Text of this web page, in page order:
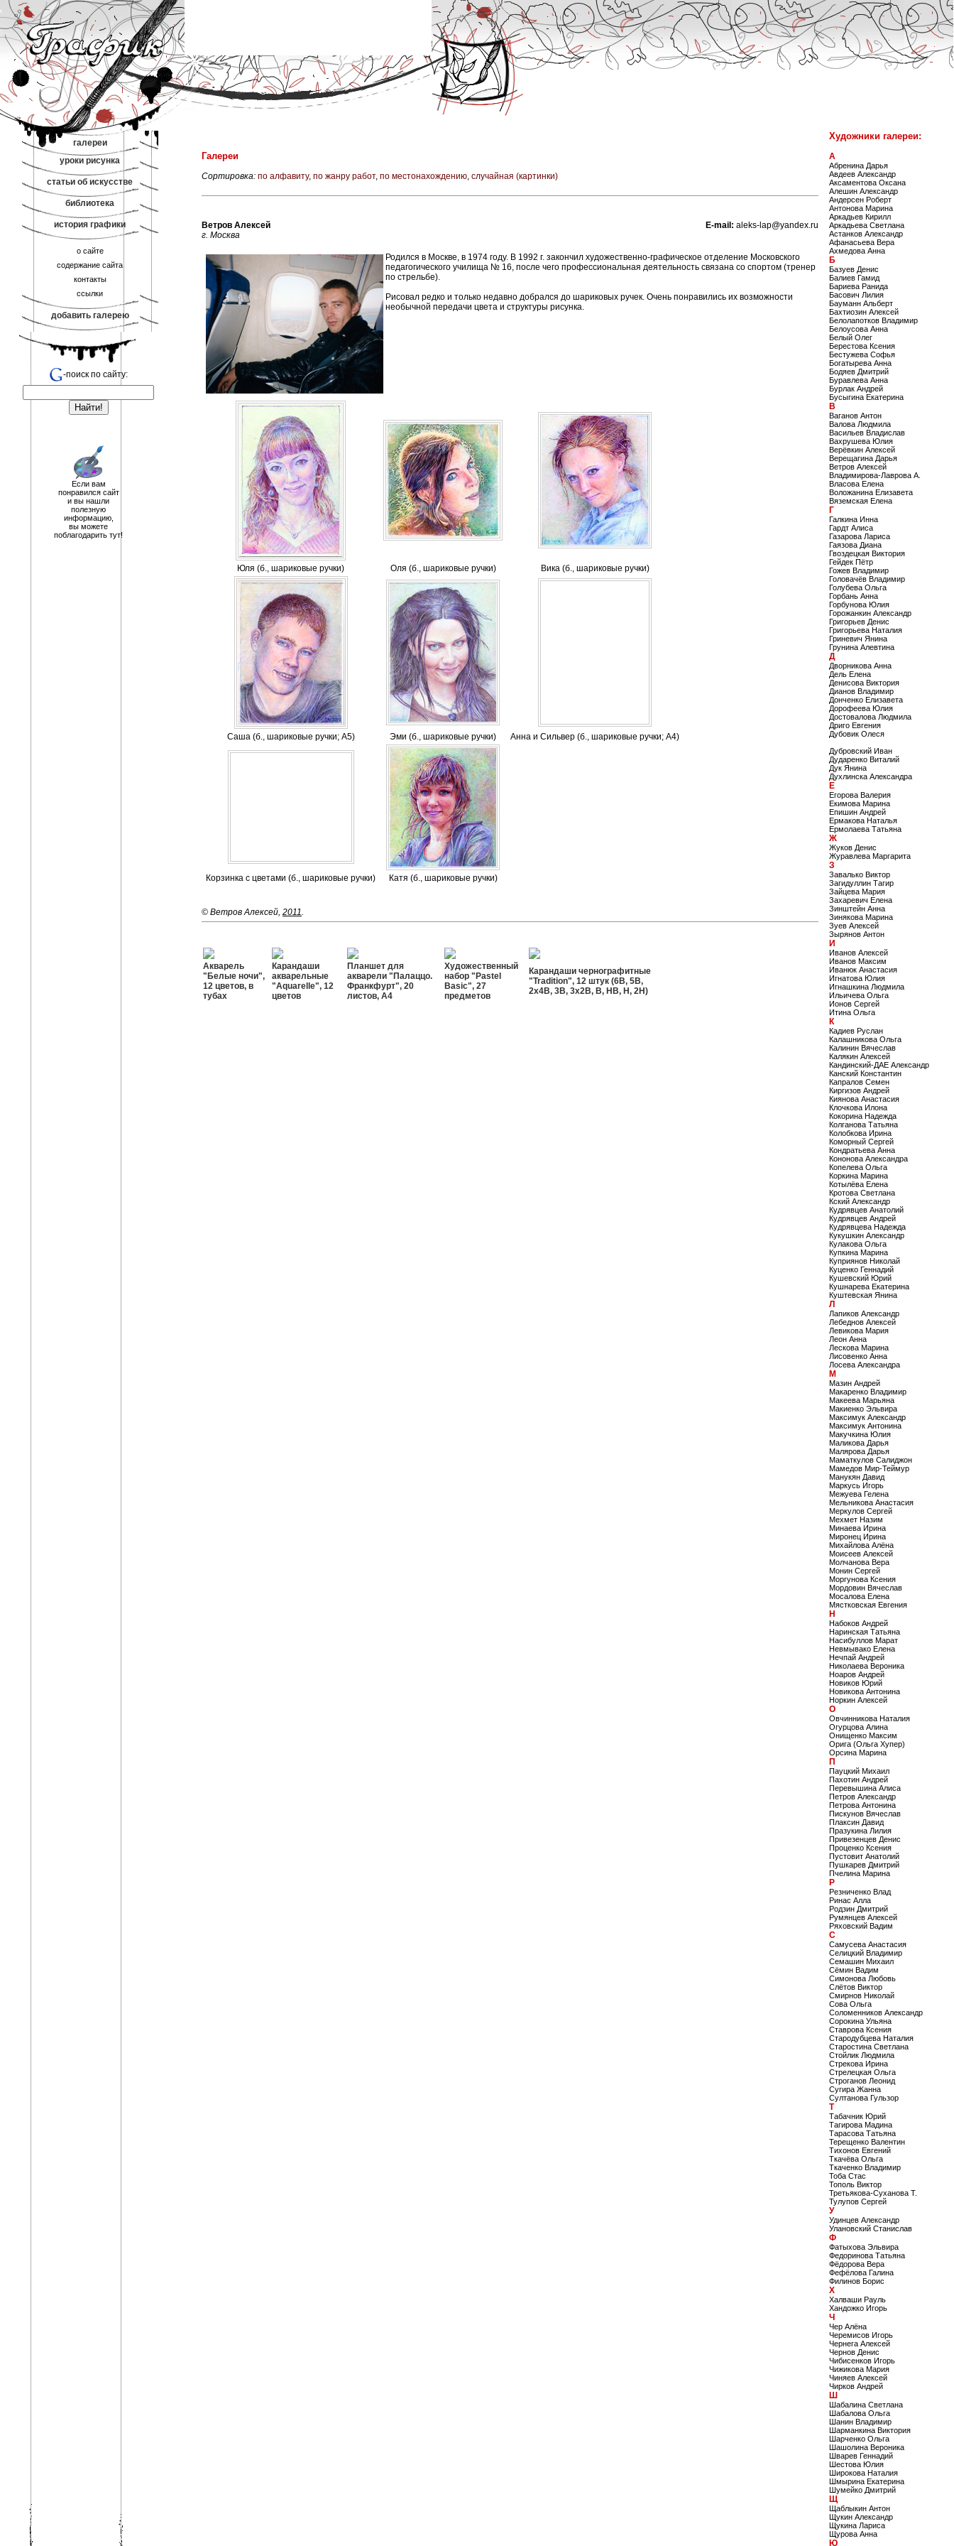
галереи
уроки рисунка
статьи об искусстве
библиотека
история графики
о сайте
содержание сайта
контакты
ссылки
добавить галерею
-поиск по сайту:
Если вам
понравился сайт
и вы нашли
полезную
информацию,
вы можете
поблагодарить тут!
Галереи
Сортировка: по алфавиту, по жанру работ, по местонахождению, случайная (картинки)
Ветров Алексей E-mail: aleks-lap@yandex.ru
г. Москва
Родился в Москве, в 1974 году. В 1992 г. закончил художественно-графическое отделение Московского
педагогического училища № 16, после чего профессиональная деятельность связана со спортом (тренер
по стрельбе).
Рисовал редко и только недавно добрался до шариковых ручек. Очень понравились их возможности
необычной передачи цвета и структуры рисунка.
Юля (б., шариковые ручки) Оля (б., шариковые ручки) Вика (б., шариковые ручки)
Саша (б., шариковые ручки; А5) Эми (б., шариковые ручки) Анна и Сильвер (б., шариковые ручки; А4)
Корзинка с цветами (б., шариковые ручки) Катя (б., шариковые ручки)
© Ветров Алексей, 2011.
Акварель
"Белые ночи",
12 цветов, в
тубах
Карандаши
акварельные
"Aquarelle", 12
цветов
Планшет для
акварели "Палаццо.
Франкфурт", 20
листов, А4
Художественный
набор "Pastel
Basic", 27
предметов
Карандаши чернографитные
"Tradition", 12 штук (6B, 5B,
2x4B, 3B, 3x2B, B, HB, H, 2H)
Художники галереи:
А
Абренина Дарья
Авдеев Александр
Аксаментова Оксана
Алешин Александр
Андерсен Роберт
Антонова Марина
Аркадьев Кирилл
Аркадьева Светлана
Астанков Александр
Афанасьева Вера
Ахмедова Анна
Б
Базуев Денис
Балиев Гамид
Бариева Ранида
Басович Лилия
Бауманн Альберт
Бахтиозин Алексей
Белолапотков Владимир
Белоусова Анна
Белый Олег
Берестова Ксения
Бестужева Софья
Богатырева Анна
Бодяев Дмитрий
Буравлева Анна
Бурлак Андрей
Бусыгина Екатерина
В
Ваганов Антон
Валова Людмила
Васильев Владислав
Вахрушева Юлия
Верёвкин Алексей
Верещагина Дарья
Ветров Алексей
Владимирова-Лаврова А.
Власова Елена
Воложанина Елизавета
Вяземская Елена
Г
Галкина Инна
Гардт Алиса
Газарова Лариса
Гаязова Диана
Гвоздецкая Виктория
Гейдек Пётр
Гожев Владимир
Головачёв Владимир
Голубева Ольга
Горбань Анна
Горбунова Юлия
Горожанкин Александр
Григорьев Денис
Григорьева Наталия
Гриневич Янина
Грунина Алевтина
Д
Дворникова Анна
Дель Елена
Денисова Виктория
Дианов Владимир
Донченко Елизавета
Дорофеева Юлия
Достовалова Людмила
Дриго Евгения
Дубовик Олеся
Дубровский Иван
Дударенко Виталий
Дук Янина
Духлинска Александра
Е
Егорова Валерия
Екимова Марина
Епишин Андрей
Ермакова Наталья
Ермолаева Татьяна
Ж
Жуков Денис
Журавлева Маргарита
З
Завалько Виктор
Загидуллин Тагир
Зайцева Мария
Захаревич Елена
Зинштейн Анна
Зинякова Марина
Зуев Алексей
Зырянов Антон
И
Иванов Алексей
Иванов Максим
Иванюк Анастасия
Игнатова Юлия
Игнашкина Людмила
Ильичева Ольга
Ионов Сергей
Итина Ольга
К
Кадиев Руслан
Калашникова Ольга
Калинин Вячеслав
Калякин Алексей
Кандинский-ДАЕ Александр
Канский Константин
Капралов Семен
Киргизов Андрей
Киянова Анастасия
Клочкова Илона
Кокорина Надежда
Колганова Татьяна
Колобкова Ирина
Коморный Сергей
Кондратьева Анна
Кононова Александра
Копелева Ольга
Коркина Марина
Котылёва Елена
Кротова Светлана
Кский Александр
Кудрявцев Анатолий
Кудрявцев Андрей
Кудрявцева Надежда
Кукушкин Александр
Кулакова Ольга
Купкина Марина
Куприянов Николай
Куценко Геннадий
Кушевский Юрий
Кушнарева Екатерина
Куштевская Янина
Л
Лапиков Александр
Лебеднов Алексей
Левикова Мария
Леон Анна
Лескова Марина
Лисовенко Анна
Лосева Александра
М
Мазин Андрей
Макаренко Владимир
Макеева Марьяна
Макиенко Эльвира
Максимук Александр
Максимук Антонина
Макучкина Юлия
Маликова Дарья
Малярова Дарья
Маматкулов Салиджон
Мамедов Мир-Теймур
Манукян Давид
Маркусь Игорь
Межуева Гелена
Мельникова Анастасия
Меркулов Сергей
Мехмет Назим
Минаева Ирина
Миронец Ирина
Михайлова Алёна
Моисеев Алексей
Молчанова Вера
Монин Сергей
Моргунова Ксения
Мордовин Вячеслав
Мосалова Елена
Мястковская Евгения
Н
Набоков Андрей
Наринская Татьяна
Насибуллов Марат
Невмывако Елена
Нечпай Андрей
Николаева Вероника
Ноаров Андрей
Новиков Юрий
Новикова Антонина
Норкин Алексей
О
Овчинникова Наталия
Огурцова Алина
Онищенко Максим
Орига (Ольга Хупер)
Орсина Марина
П
Пауцкий Михаил
Пахотин Андрей
Перевышина Алиса
Петров Александр
Петрова Антонина
Пискунов Вячеслав
Плаксин Давид
Празукина Лилия
Привезенцев Денис
Проценко Ксения
Пустовит Анатолий
Пушкарев Дмитрий
Пчелина Марина
Р
Резниченко Влад
Ринас Алла
Родзин Дмитрий
Румянцев Алексей
Ряховский Вадим
С
Самусева Анастасия
Селицкий Владимир
Семашин Михаил
Сёмин Вадим
Симонова Любовь
Слётов Виктор
Смирнов Николай
Сова Ольга
Соломенников Александр
Сорокина Ульяна
Ставрова Ксения
Стародубцева Наталия
Старостина Светлана
Стойлик Людмила
Стрекова Ирина
Стрелецкая Ольга
Строганов Леонид
Сугира Жанна
Султанова Гульзор
Т
Табачник Юрий
Тагирова Мадина
Тарасова Татьяна
Терещенко Валентин
Тихонов Евгений
Ткачёва Ольга
Ткаченко Владимир
Тоба Стас
Тополь Виктор
Третьякова-Суханова Т.
Тулупов Сергей
У
Удинцев Александр
Улановский Станислав
Ф
Фатыхова Эльвира
Федоринова Татьяна
Фёдорова Вера
Фефёлова Галина
Филинов Борис
Х
Халваши Рауль
Хандожко Игорь
Ч
Чер Алёна
Черемисов Игорь
Чернега Алексей
Чернов Денис
Чибисенков Игорь
Чижикова Мария
Чиняев Алексей
Чирков Андрей
Ш
Шабалина Светлана
Шабалова Ольга
Шанин Владимир
Шарманкина Виктория
Шарченко Ольга
Шашолина Вероника
Шварев Геннадий
Шестова Юлия
Широкова Наталия
Шмырина Екатерина
Шумейко Дмитрий
Щ
Щаблыкин Антон
Щукин Александр
Щукина Лариса
Щурова Анна
Ю